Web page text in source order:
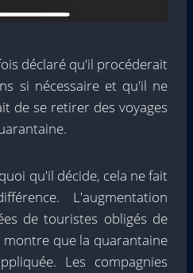
déclaré qu'il procéderait
si nécessaire et qu'il ne
de se retirer des voyages
qu'il décide, cela ne fait
L'augmentation
de touristes obligés de
que la quarantaine
Les compagnies